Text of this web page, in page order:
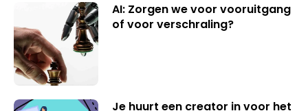
AI: Zorgen we voor vooruitgang
of voor verschraling?
Je huurt een creator in voor het